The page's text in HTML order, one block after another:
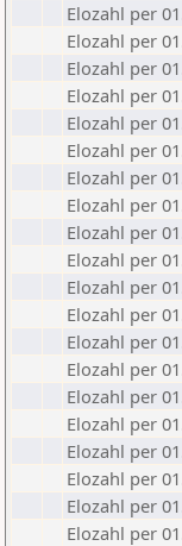
Elozahl per
Elozahl per
Elozahl per
Elozahl per
Elozahl per
Elozahl per
Elozahl per
Elozahl per
Elozahl per
Elozahl per
Elozahl per
Elozahl per
Elozahl per
Elozahl per
Elozahl per
Elozahl per
Elozahl per
Elozahl per
Elozahl per
Elozahl per